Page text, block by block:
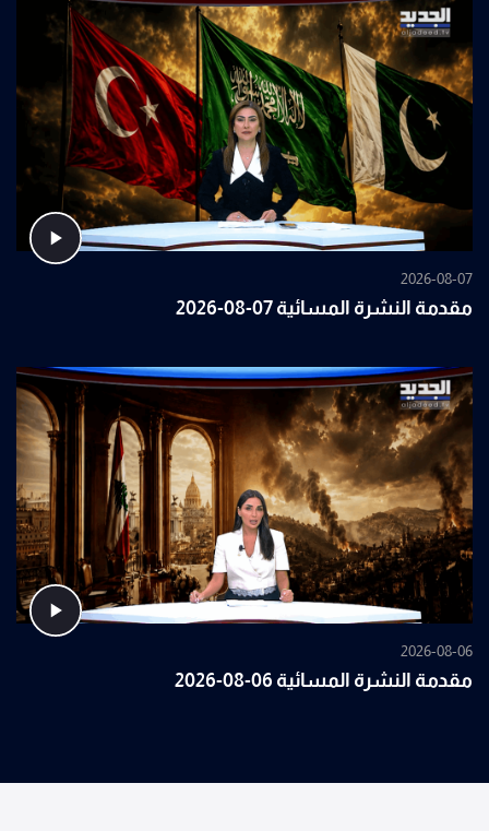
2026-08-07
مقدمة النشرة المسائية 07-08-2026
2026-08-06
مقدمة النشرة المسائية 06-08-2026